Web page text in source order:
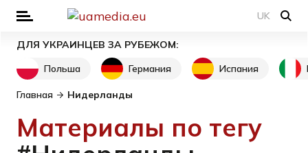
UK
ДЛЯ УКРАИНЦЕВ ЗА РУБЕЖОМ:
Польша
Германия Испания
Главная Нидерланды
Материалы по тегу